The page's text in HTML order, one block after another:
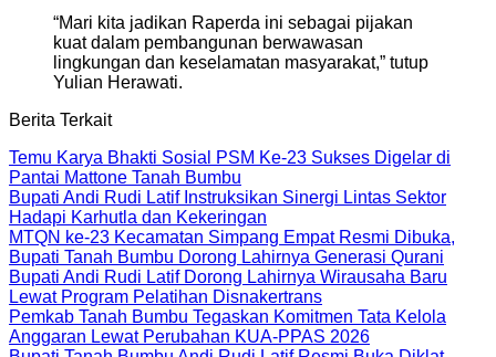
“Mari kita jadikan Raperda ini sebagai pijakan
kuat dalam pembangunan berwawasan
lingkungan dan keselamatan masyarakat,” tutup
Yulian Herawati.
Berita Terkait
Temu Karya Bhakti Sosial PSM Ke-23 Sukses Digelar di
Pantai Mattone Tanah Bumbu
Bupati Andi Rudi Latif Instruksikan Sinergi Lintas Sektor
Hadapi Karhutla dan Kekeringan
MTQN ke-23 Kecamatan Simpang Empat Resmi Dibuka,
Bupati Tanah Bumbu Dorong Lahirnya Generasi Qurani
Bupati Andi Rudi Latif Dorong Lahirnya Wirausaha Baru
Lewat Program Pelatihan Disnakertrans
Pemkab Tanah Bumbu Tegaskan Komitmen Tata Kelola
Anggaran Lewat Perubahan KUA-PPAS 2026